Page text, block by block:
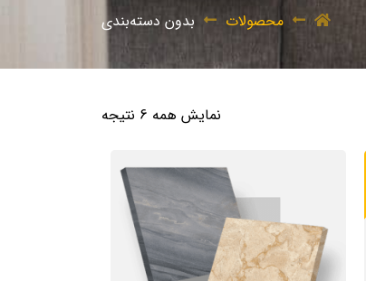
محصولات بدون دسته‌بندی
نمایش همه 6 نتیجه